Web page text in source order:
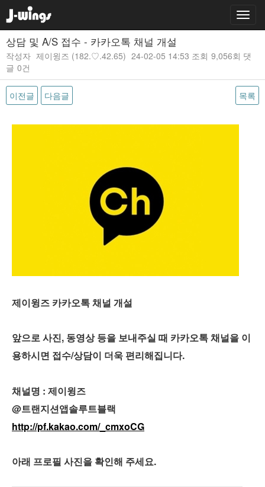
상담 및 A/S 접수 - 카카오톡 채널 개설
작성자 제이윙즈 (182.♡.42.65) 24-02-05 14:53 조회 9,056회 댓
글 0건
이전글 다음글 목록
본문
제이윙즈 카카오톡 채널 개설
앞으로 사진, 동영상 등을 보내주실 때 카카오톡 채널을 이
용하시면 접수/상담이 더욱 편리해집니다.
채널명 : 제이윙즈
@트랜지션앱솔루트블랙
http://pf.kakao.com/_cmxoCG
아래 프로필 사진을 확인해 주세요.